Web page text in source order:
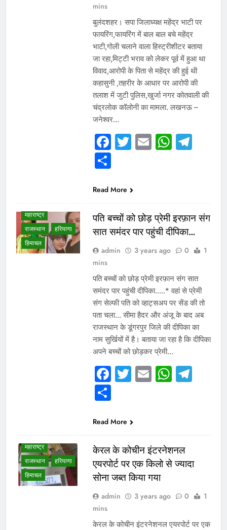
mins
बुलंदशहर। सपा जिलाध्यक्ष महेंद्र भाटी पर
फायरिंग,फायरिंग में बाल बाल बचे महेंद्र
भाटी,गोली चलाने वाला हिस्ट्रीशीटर बताया
जा रहा,मिट्टी भराव को लेकर पूर्व में हुआ था
विवाद,आरोपी के पिता से महेंद्र की हुई थी
कहासुनी ,तहरीर के आधार पर आरोपी की
तलाश में जुटी पुलिस,खुर्जा नगर कोतवाली की
चंद्रलोक कॉलोनी का मामला. लखनऊ –
जनेश्वर…
Facebook
Twitter
Email
Share
Read More
महाराष्ट्र
राजस्थान
हरियाणा
हिमाचल
पति बच्चों को छोड़ प्रेमी इरफ़ान संग
सात समंदर पार पहुंची दीपिका…
admin 3 years ago 0
1
mins
पति बच्चों को छोड़ प्रेमी इरफ़ान संग सात
समंदर पार पहुंची दीपिका…..* वहां से प्रेमी
संग सेल्फी पति को व्हाट्सअप पर सेंड की तो
पता चला… सीमा हैदर और अंजू के बाद अब
राजस्थान के डूंगरपुर जिले की दीपिका का
नाम सुर्खियों में है। बताया जा रहा है कि दीपिका
अपने बच्चों को छोड़कर प्रेमी…
Facebook
Twitter
Email
Share
Read More
महाराष्ट्र
राजस्थान
हरियाणा
हिमाचल
केरल के कोचीन इंटरनेशनल
एयरपोर्ट पर एक किलो से ज्यादा
सोना जब्त किया गया
admin 3 years ago 0
1
mins
केरल के कोचीन इंटरनेशनल एयरपोर्ट पर एक